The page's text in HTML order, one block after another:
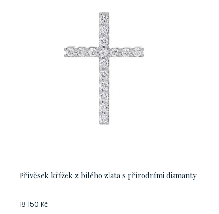
Přívěsek křížek z bílého zlata s přírodními diamanty
18 150 Kč